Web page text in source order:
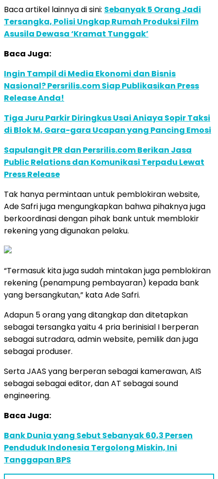
Baca artikel lainnya di sini: Sebanyak 5 Orang Jadi
Tersangka, Polisi Ungkap Rumah Produksi Film
Asusila Dewasa ‘Kramat Tunggak’
Baca Juga:
Ingin Tampil di Media Ekonomi dan Bisnis
Nasional? Persrilis.com Siap Publikasikan Press
Release Anda!
Tiga Juru Parkir Diringkus Usai Aniaya Sopir Taksi
di Blok M, Gara-gara Ucapan yang Pancing Emosi
Sapulangit PR dan Persrilis.com Berikan Jasa
Public Relations dan Komunikasi Terpadu Lewat
Press Release
Tak hanya permintaan untuk pemblokiran website,
Ade Safri juga mengungkapkan bahwa pihaknya juga
berkoordinasi dengan pihak bank untuk memblokir
rekening yang digunakan pelaku.
“Termasuk kita juga sudah mintakan juga pemblokiran
rekening (penampung pembayaran) kepada bank
yang bersangkutan,” kata Ade Safri.
Adapun 5 orang yang ditangkap dan ditetapkan
sebagai tersangka yaitu 4 pria berinisial I berperan
sebagai sutradara, admin website, pemilik dan juga
sebagai produser.
Serta JAAS yang berperan sebagai kamerawan, AIS
sebagai sebagai editor, dan AT sebagai sound
engineering.
Baca Juga:
Bank Dunia yang Sebut Sebanyak 60,3 Persen
Penduduk Indonesia Tergolong Miskin, Ini
Tanggapan BPS